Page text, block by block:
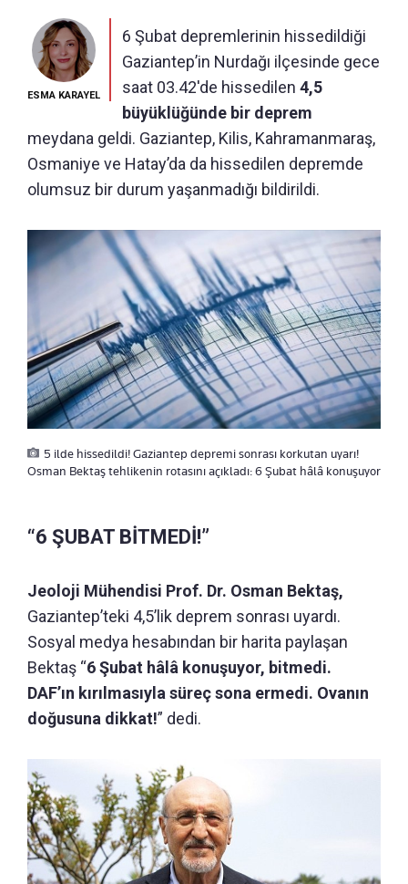
ESMA KARAYEL
6 Şubat depremlerinin hissedildiği
Gaziantep’in Nurdağı ilçesinde gece
saat 03.42'de hissedilen 4,5
büyüklüğünde bir deprem
meydana geldi. Gaziantep, Kilis, Kahramanmaraş,
Osmaniye ve Hatay’da da hissedilen depremde
olumsuz bir durum yaşanmadığı bildirildi.
5 ilde hissedildi! Gaziantep depremi sonrası korkutan uyarı!
Osman Bektaş tehlikenin rotasını açıkladı: 6 Şubat hâlâ konuşuyor
“6 ŞUBAT BİTMEDİ!”
Jeoloji Mühendisi Prof. Dr. Osman Bektaş,
Gaziantep’teki 4,5’lik deprem sonrası uyardı.
Sosyal medya hesabından bir harita paylaşan
Bektaş “6 Şubat hâlâ konuşuyor, bitmedi.
DAF’ın kırılmasıyla süreç sona ermedi. Ovanın
doğusuna dikkat!” dedi.